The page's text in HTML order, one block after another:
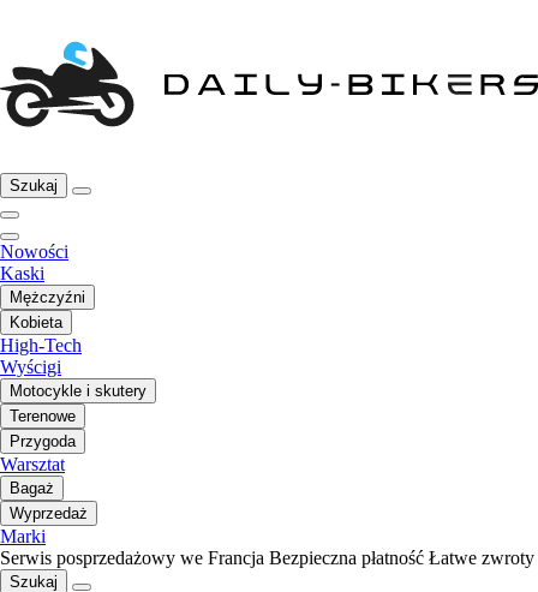
Szukaj
Nowości
Kaski
Mężczyźni
Kobieta
High-Tech
Wyścigi
Motocykle i skutery
Terenowe
Przygoda
Warsztat
Bagaż
Wyprzedaż
Marki
Serwis posprzedażowy we Francja Bezpieczna płatność Łatwe zwroty
Szukaj